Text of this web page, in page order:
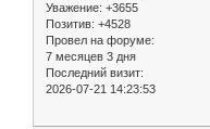
Уважение: +3655
Позитив: +4528
Провел на форуме:
7 месяцев 3 дня
Последний визит:
2026-07-21 14:23:53